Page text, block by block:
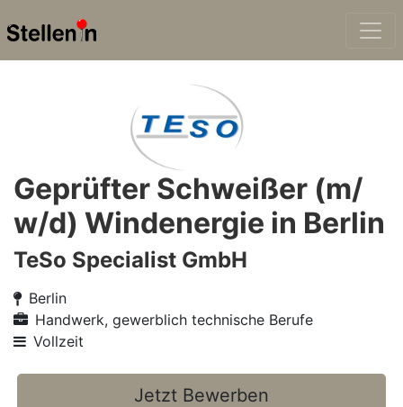
Geprüfter Schweißer (m/
w/d) Windenergie in Berlin
TeSo Specialist GmbH
Berlin
Handwerk, gewerblich technische Berufe
Vollzeit
Jetzt Bewerben